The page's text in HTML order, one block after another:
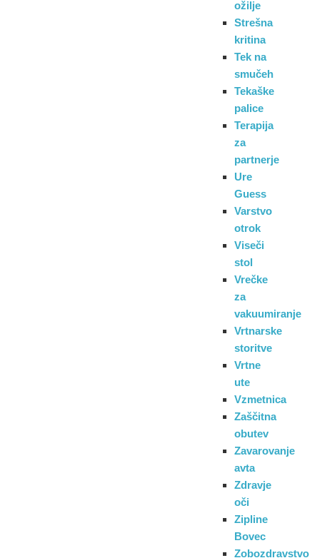
ožilje
Strešna
kritina
Tek na
smučeh
Tekaške
palice
Terapija
za
partnerje
Ure
Guess
Varstvo
otrok
Viseči
stol
Vrečke
za
vakuumiranje
Vrtnarske
storitve
Vrtne
ute
Vzmetnica
Zaščitna
obutev
Zavarovanje
avta
Zdravje
oči
Zipline
Bovec
Zobozdravstvo